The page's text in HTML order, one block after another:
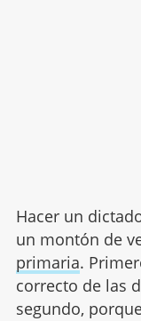
Hacer un
un montón de
primaria.
correcto de las
segundo,